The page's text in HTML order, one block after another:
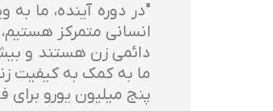
"در دوره آینده، ما
انسانی متمرکز
ما به کمک به کیفیت
پنج میلیون یورو